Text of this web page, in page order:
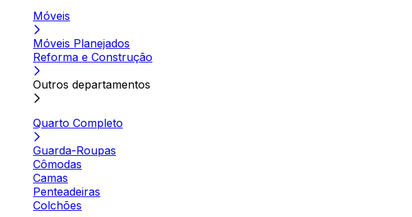
Móveis
Móveis Planejados
Reforma e Construção
Outros departamentos
Quarto Completo
Guarda-Roupas
Cômodas
Camas
Penteadeiras
Colchões